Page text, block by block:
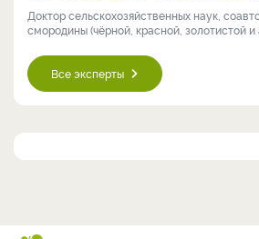
Доктор сельскохозяйственных наук,
смородины (чёрной, красной, золотистой и
Все эксперты